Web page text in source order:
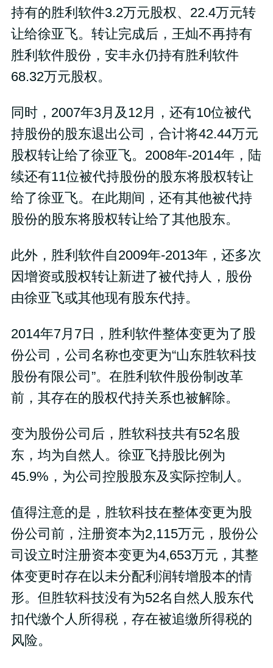
持有的胜利软件3.2万元股权、22.4万元转
让给徐亚飞。转让完成后，王灿不再持有
胜利软件股份，安丰永仍持有胜利软件
68.32万元股权。
同时，2007年3月及12月，还有10位被代
持股份的股东退出公司，合计将42.44万元
股权转让给了徐亚飞。2008年-2014年，陆
续还有11位被代持股份的股东将股权转让
给了徐亚飞。在此期间，还有其他被代持
股份的股东将股权转让给了其他股东。
此外，胜利软件自2009年-2013年，还多次
因增资或股权转让新进了被代持人，股份
由徐亚飞或其他现有股东代持。
2014年7月7日，胜利软件整体变更为了股
份公司，公司名称也变更为“山东胜软科技
股份有限公司”。在胜利软件股份制改革
前，其存在的股权代持关系也被解除。
变为股份公司后，胜软科技共有52名股
东，均为自然人。徐亚飞持股比例为
45.9%，为公司控股股东及实际控制人。
值得注意的是，胜软科技在整体变更为股
份公司前，注册资本为2,115万元，股份公
司设立时注册资本变更为4,653万元，其整
体变更时存在以未分配利润转增股本的情
形。但胜软科技没有为52名自然人股东代
扣代缴个人所得税，存在被追缴所得税的
风险。